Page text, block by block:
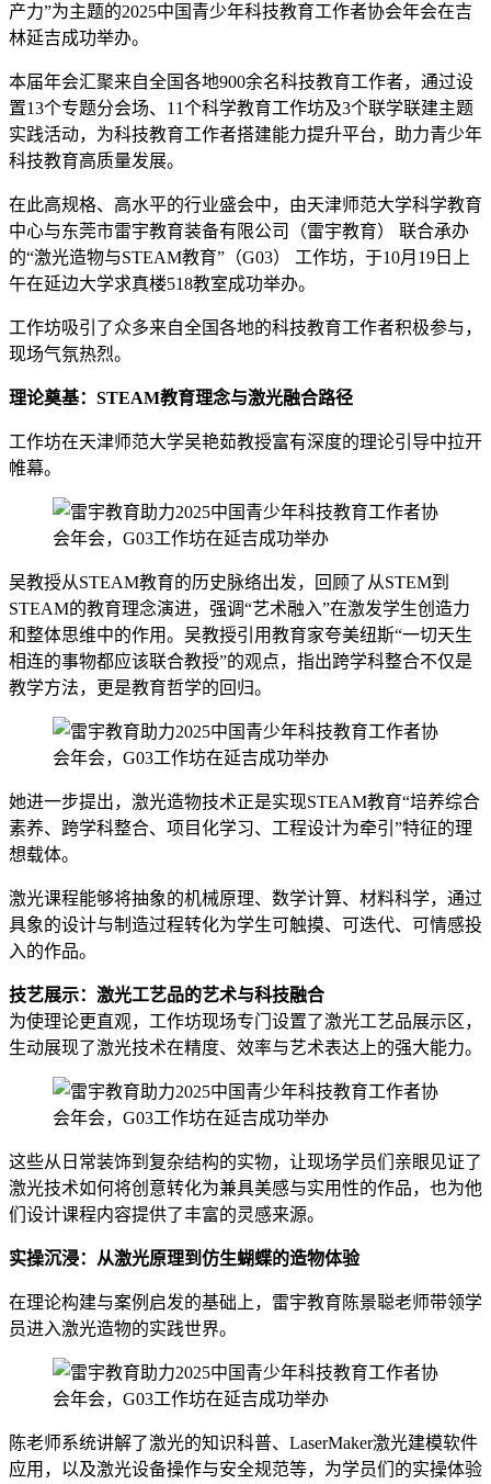
产力”为主题的2025中国青少年科技教育工作者协会年会在吉
林延吉成功举办。
本届年会汇聚来自全国各地900余名科技教育工作者，通过设
置13个专题分会场、11个科学教育工作坊及3个联学联建主题
实践活动，为科技教育工作者搭建能力提升平台，助力青少年
科技教育高质量发展。
在此高规格、高水平的行业盛会中，由天津师范大学科学教育
中心与东莞市雷宇教育装备有限公司（雷宇教育） 联合承办
的“激光造物与STEAM教育”（G03） 工作坊，于10月19日上
午在延边大学求真楼518教室成功举办。
工作坊吸引了众多来自全国各地的科技教育工作者积极参与，
现场气氛热烈。
理论奠基：STEAM教育理念与激光融合路径
工作坊在天津师范大学吴艳茹教授富有深度的理论引导中拉开
帷幕。
吴教授从STEAM教育的历史脉络出发，回顾了从STEM到
STEAM的教育理念演进，强调“艺术融入”在激发学生创造力
和整体思维中的作用。吴教授引用教育家夸美纽斯“一切天生
相连的事物都应该联合教授”的观点，指出跨学科整合不仅是
教学方法，更是教育哲学的回归。
她进一步提出，激光造物技术正是实现STEAM教育“培养综合
素养、跨学科整合、项目化学习、工程设计为牵引”特征的理
想载体。
激光课程能够将抽象的机械原理、数学计算、材料科学，通过
具象的设计与制造过程转化为学生可触摸、可迭代、可情感投
入的作品。
技艺展示：激光工艺品的艺术与科技融合
为使理论更直观，工作坊现场专门设置了激光工艺品展示区，
生动展现了激光技术在精度、效率与艺术表达上的强大能力。
这些从日常装饰到复杂结构的实物，让现场学员们亲眼见证了
激光技术如何将创意转化为兼具美感与实用性的作品，也为他
们设计课程内容提供了丰富的灵感来源。
实操沉浸：从激光原理到仿生蝴蝶的造物体验
在理论构建与案例启发的基础上，雷宇教育陈景聪老师带领学
员进入激光造物的实践世界。
陈老师系统讲解了激光的知识科普、LaserMaker激光建模软件
应用，以及激光设备操作与安全规范等，为学员们的实操体验